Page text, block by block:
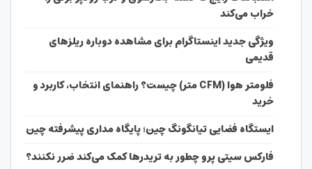
خراب می‌کند
ویژگی جدید اینستاگرام برای مشاهده دوباره ریلزهای
قدیمی
فلومتر هوا (CFM متر) چیست؟ راهنمای انتخاب، کاربرد و
خرید
ایستگاه فضایی تیانگونگ چین؛ پایگاه مداری پیشرفته چین
فارکس سیتی پرو چطور به تریدرها کمک می‌کند ضرر نکنند؟